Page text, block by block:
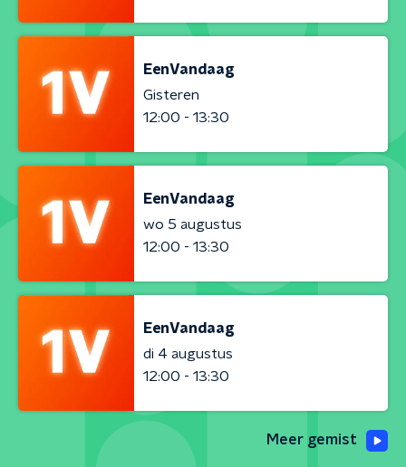
EenVandaag
Gisteren
12:00 - 13:30
EenVandaag
wo 5 augustus
12:00 - 13:30
EenVandaag
di 4 augustus
12:00 - 13:30
Meer gemist